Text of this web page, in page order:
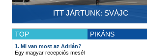
ITT JÁRTUNK: SVÁJC
TOP PIKÁNS
1. Mi van most az Adrián?
Egy magyar recepciós mesél